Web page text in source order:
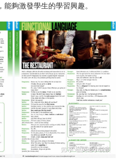
能夠激發學生的學習興趣。